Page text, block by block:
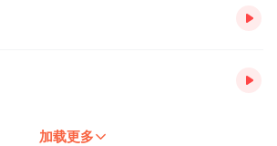
加载更多